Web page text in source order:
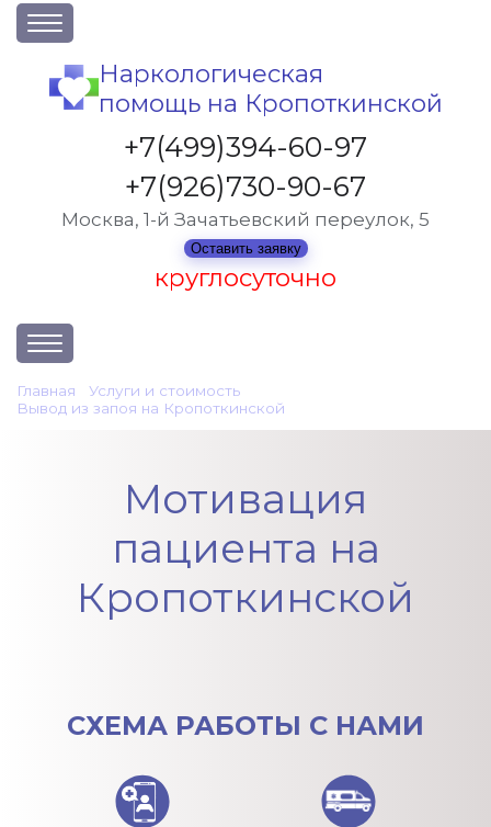
О клинике
Акции
Вакансии
Лицензии
Статьи
Наркологическая
помощь на Кропоткинской
+7(499)394-60-97
+7(926)730-90-67
Москва, 1-й Зачатьевский переулок, 5
Оставить заявку
круглосуточно
Услуги и стоимость
Отзывы
Главная Услуги и стоимость
Вывод из запоя на Кропоткинской
Мотивация
пациента на
Кропоткинской
СХЕМА РАБОТЫ С НАМИ